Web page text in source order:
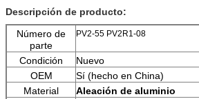
Descripción de producto:
Número de
parte
PV2-55 PV2R1-08
Condición
Nuevo
OEM
Sí (hecho en China)
Material
Aleación de aluminio